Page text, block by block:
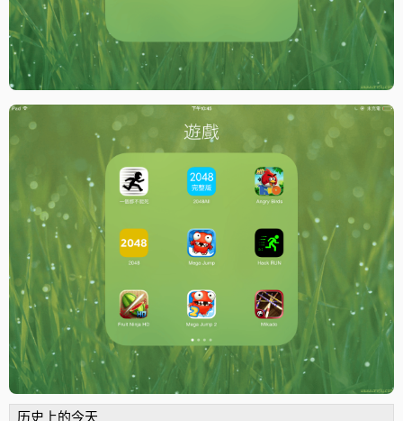
历史上的今天